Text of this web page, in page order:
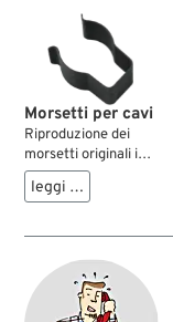
Morsetti per cavi
Riproduzione dei
morsetti originali in
acciaio per molle.
Sono d'ausilio per
in modo fedele
leggi …